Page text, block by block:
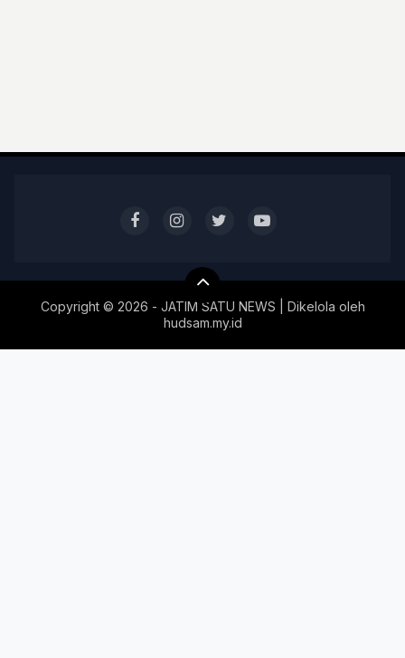
Copyright © 2026 - JATIM SATU NEWS | Dikelola oleh
hudsam.my.id